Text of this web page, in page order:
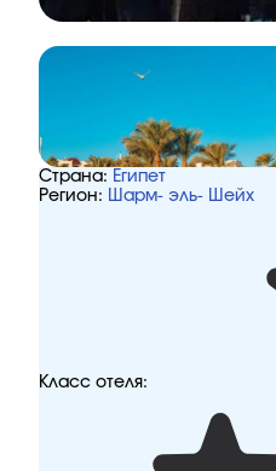
Страна: Египет
Регион: Шарм- эль- Шейх
Класс отеля: